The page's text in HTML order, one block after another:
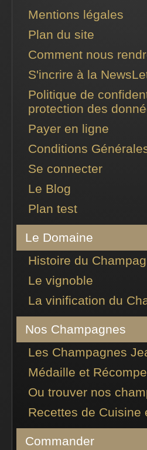
Mentions légales
Plan du site
Comment nous
S'incrire à la
Politique de
protection des
Payer en ligne
Conditions
Se connecter
Le Blog
Plan test
Le Domaine
Histoire du
Le vignoble
La vinification du
Nos Champagnes
Les Champagnes
Médaille et
Ou trouver nos
Recettes de Cuisine
Commander